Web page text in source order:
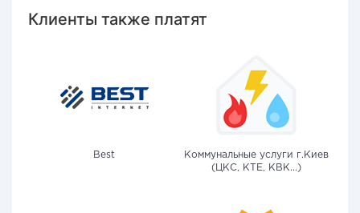
Клиенты также платят
Best
Коммунальные услуги г.Киев
(ЦКС, КТЕ, КВК...)